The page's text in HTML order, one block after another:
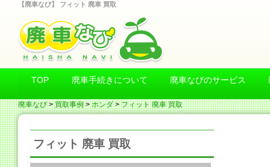
【廃車なび】 フィット 廃車 買取
TOP 廃車手続きについて 廃車なびのサービス
廃車なび>買取事例>ホンダ>フィット 廃車 買取
フィット 廃車 買取